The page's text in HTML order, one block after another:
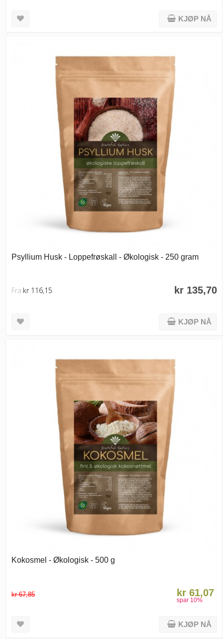
KJØP NÅ
Psyllium Husk - Loppefrøskall - Økologisk - 250 gram
kr 135,70
Fra kr 116,15
KJØP NÅ
Kokosmel - Økologisk - 500 g
kr 67,85 kr 61,07
spar 10%
KJØP NÅ